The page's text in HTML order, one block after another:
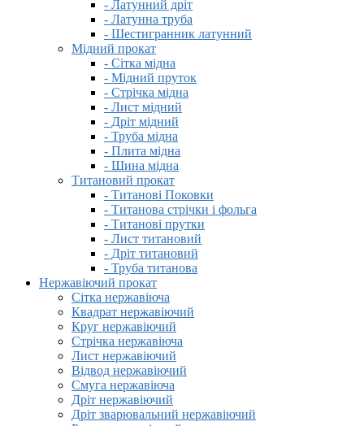
- Латунний дріт
- Латунна труба
- Шестигранник латунний
Мідний прокат
- Сітка мідна
- Мідний пруток
- Стрічка мідна
- Лист мідний
- Дріт мідний
- Труба мідна
- Плита мідна
- Шина мідна
Титановий прокат
- Титанові Поковки
- Титанова стрічки і фольга
- Титанові прутки
- Лист титановий
- Дріт титановий
- Труба титанова
Нержавіючий прокат
Сітка нержавіюча
Квадрат нержавіючий
Круг нержавіючий
Стрічка нержавіюча
Лист нержавіючий
Відвод нержавіючий
Смуга нержавіюча
Дріт нержавіючий
Дріт зварювальний нержавіючий